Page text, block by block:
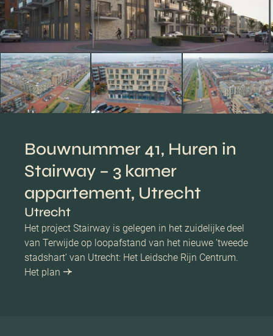
Bouwnummer 41, Huren in
Stairway – 3 kamer
appartement, Utrecht
Utrecht
Het project Stairway is gelegen in het zuidelijke deel
van Terwijde op loopafstand van het nieuwe ’tweede
stadshart’ van Utrecht: Het Leidsche Rijn Centrum.
Het plan